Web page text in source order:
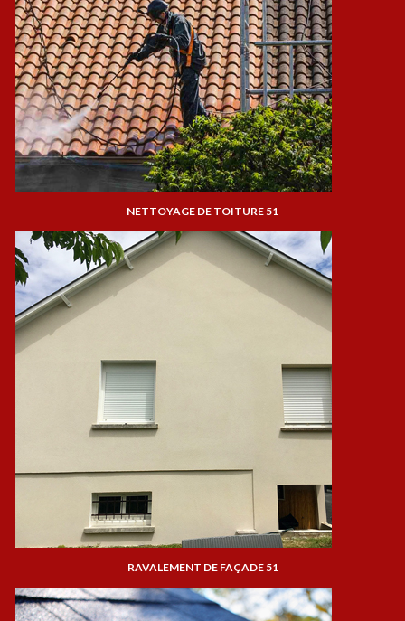
NETTOYAGE DE TOITURE 51
RAVALEMENT DE FAÇADE 51